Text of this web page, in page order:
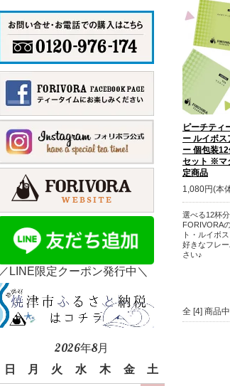
／LINE限定クーポン発行中＼
2026年8月
日
月 火 水 木 金
土
ピーチティ
ー ルイボス
ー 個包装
セット ※マ
定商品
1,080円(本
選べる12杯
FORIVORA
ト・ルイボ
好きなフレ
さい♪
全 [4] 商品